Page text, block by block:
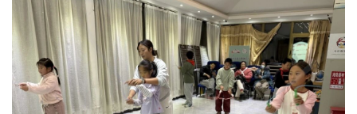
宣传思想文化人才
专题
资料库
+